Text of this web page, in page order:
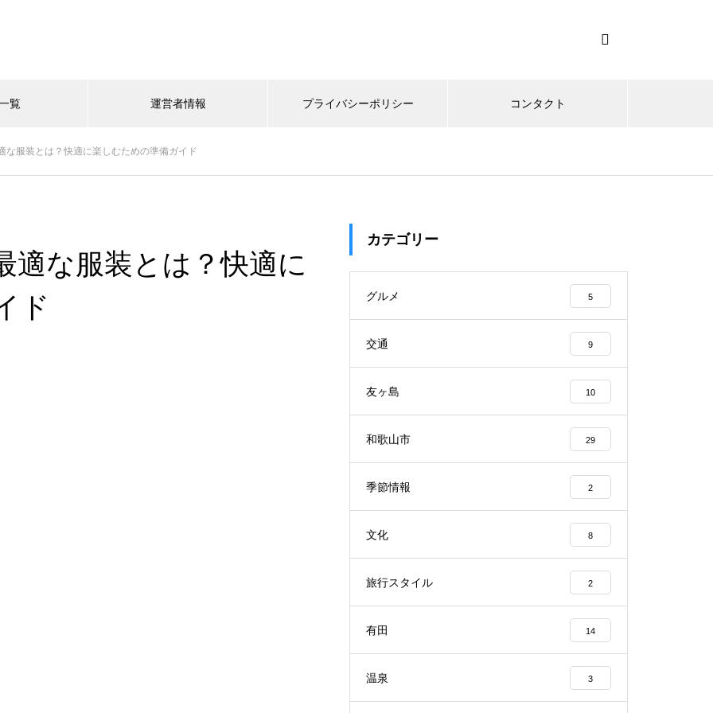
覧 運営者情報 プライバシーポリシー コンタクト
な服装とは？快適に楽しむための準備ガイド
適な服装とは？快適に
ド
カテゴリー
グルメ 5
交通 9
友ヶ島 10
和歌山市 29
季節情報 2
文化 8
旅行スタイル 2
有田 14
温泉 3